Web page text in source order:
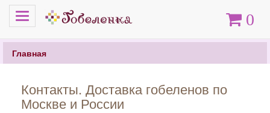
Меню Корзина
0
Главная
Контакты. Доставка гобеленов по
Москве и России